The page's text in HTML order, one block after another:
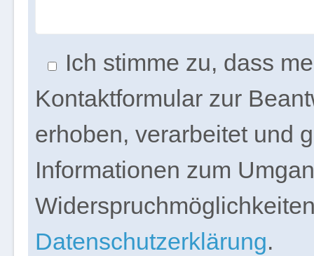
Ich stimme zu, dass
Kontaktformular zur
erhoben, verarbeitet und
Informationen zum
Datenschutzerklärung.